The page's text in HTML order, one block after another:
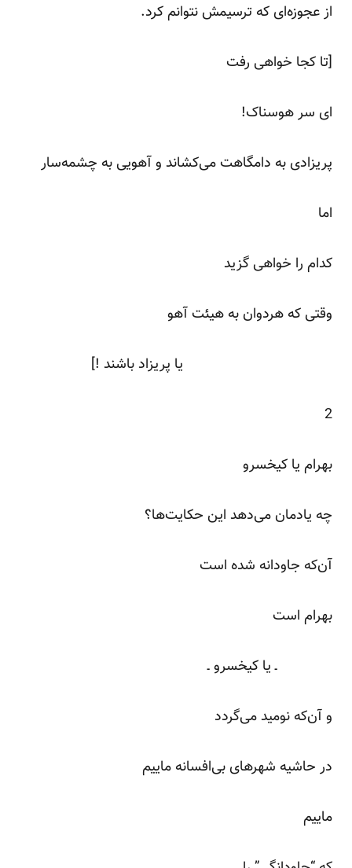
از عجوزه‌ای که ترسیمش نتوانم کرد.
[تا کجا خواهی رفت
ای سر هوسناک!
پریزادی به دامگاهت می‌کشاند و آهویی به چشمه‌سار
اما
کدام را خواهی گزید
وقتی که هردوان به هیئت آهو
یا پریزاد باشند !]
2
بهرام یا کیخسرو
چه یادمان می‌دهد این حکایت‌ها؟
آن‌که جاودانه شده است
بهرام است
ـ یا کیخسرو ـ
و آن‌که نومید می‌گردد
در حاشیه شهرهای بی‌افسانه ماییم
ماییم